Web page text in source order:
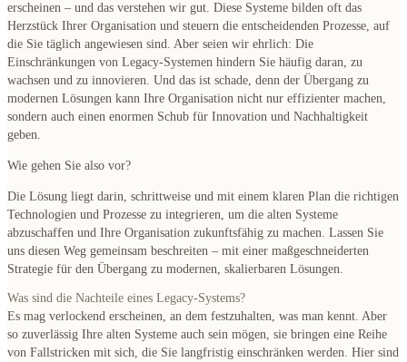
erscheinen – und das verstehen wir gut. Diese Systeme bilden oft das
Herzstück Ihrer Organisation und steuern die entscheidenden Prozesse, auf
die Sie täglich angewiesen sind. Aber seien wir ehrlich: Die
Einschränkungen von Legacy-Systemen hindern Sie häufig daran, zu
wachsen und zu innovieren. Und das ist schade, denn der Übergang zu
modernen Lösungen kann Ihre Organisation nicht nur effizienter machen,
sondern auch einen enormen Schub für Innovation und Nachhaltigkeit
geben.
Wie gehen Sie also vor?
Die Lösung liegt darin, schrittweise und mit einem klaren Plan die richtigen
Technologien und Prozesse zu integrieren, um die alten Systeme
abzuschaffen und Ihre Organisation zukunftsfähig zu machen. Lassen Sie
uns diesen Weg gemeinsam beschreiten – mit einer maßgeschneiderten
Strategie für den Übergang zu modernen, skalierbaren Lösungen.
Was sind die Nachteile eines Legacy-Systems?
Es mag verlockend erscheinen, an dem festzuhalten, was man kennt. Aber
so zuverlässig Ihre alten Systeme auch sein mögen, sie bringen eine Reihe
von Fallstricken mit sich, die Sie langfristig einschränken werden. Hier sind